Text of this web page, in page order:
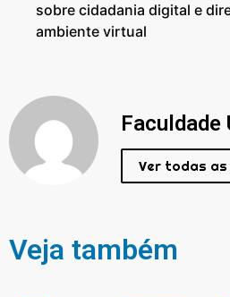
sobre cidadania digital e
ambiente virtual
Faculdade
Ver todas
Veja também